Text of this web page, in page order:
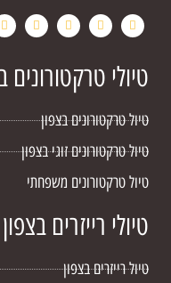
טיולי טרקטורונים
טיול טרקטורונים בצפון
טיול טרקטורונים זוגי בצפון
טיול טרקטורונים משפחתי
טיולי רייזרים בצפון
טיול רייזרים בצפון